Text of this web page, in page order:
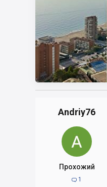
Andriy76
Прохожий
 1